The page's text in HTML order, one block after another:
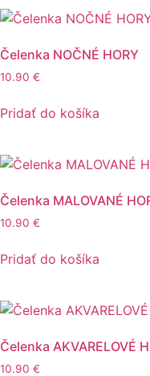
Čelenka NOČNÉ HORY
10.90 €
Pridať do košíka
Čelenka MALOVANÉ
10.90 €
Pridať do košíka
Čelenka AKVARELOVÉ
10.90 €